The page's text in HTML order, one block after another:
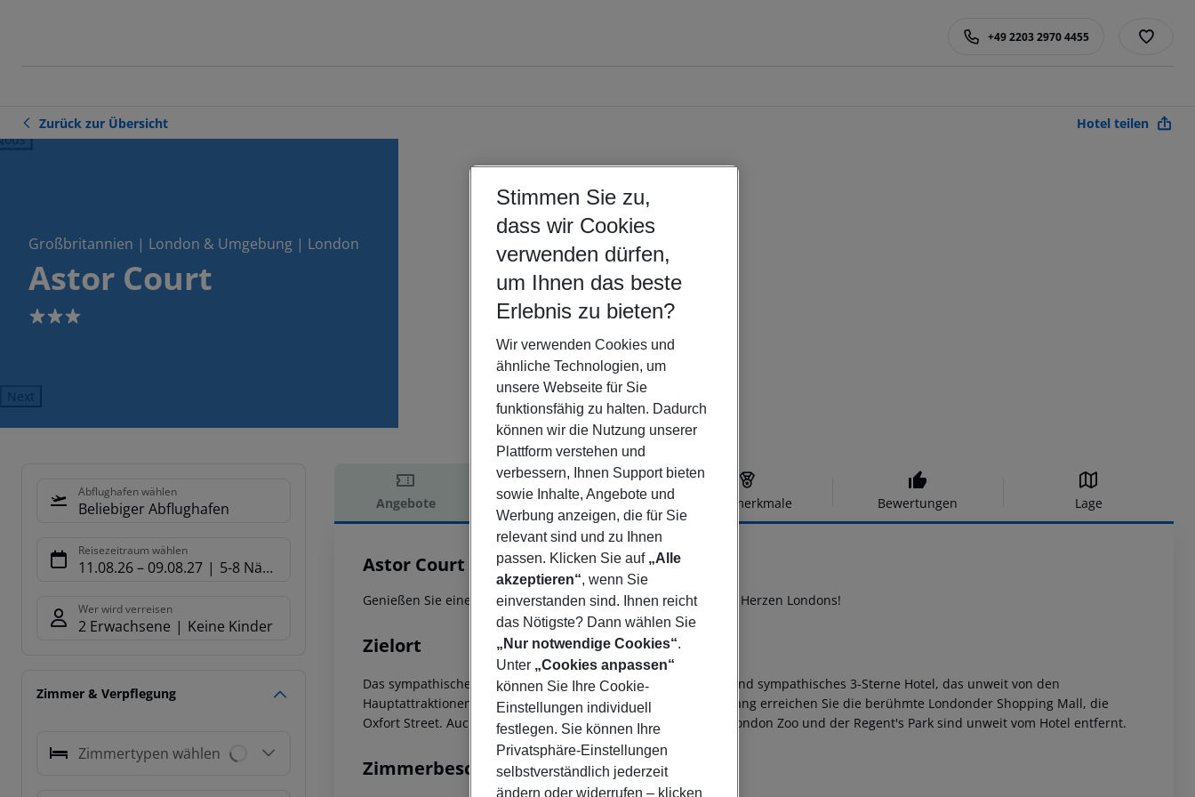
+49 2203 2970 4455
Zurück zur Übersicht Hotel teilen
Großbritannien | London & Umgebung | London
Astor Court
3
Next
Abflughafen wählen
Beliebiger Abflughafen
Reisezeitraum wählen
11.08.26– 09.08.27 5-8 Nächte
Wer wird verreisen
2 Erwachsene Keine Kinder
Zimmer & Verpflegung
Zimmertypen wählen
Angebote Hotelbeschreibung Hotelmerkmale Bewertungen Lage
Hotelbeschreibung
Astor Court
Genießen Sie einen angenehmen Aufenthalt im Astor Court im Herzen Londons!
Zielort
Das sympathische Astor Court Hotel ist ein sehr freundliches und sympathisches 3-Sterne Hotel, das unweit von den
Hauptattraktionen Londons liegt. Nach einem kurzen Spaziergang erreichen Sie die berühmte Londonder Shopping Mall, die
Oxfort Street. Auch das Madame Tussauds, Planetarium, der London Zoo und der Regent's Park sind unweit vom Hotel entfernt.
Zimmerbeschreibung
Stimmen Sie zu,
dass wir Cookies
verwenden dürfen,
um Ihnen das beste
Erlebnis zu bieten?
Wir verwenden Cookies und
ähnliche Technologien, um
unsere Webseite für Sie
funktionsfähig zu halten. Dadurch
können wir die Nutzung unserer
Plattform verstehen und
verbessern, Ihnen Support bieten
sowie Inhalte, Angebote und
Werbung anzeigen, die für Sie
relevant sind und zu Ihnen
passen. Klicken Sie auf „Alle
akzeptieren“, wenn Sie
einverstanden sind. Ihnen reicht
das Nötigste? Dann wählen Sie
„Nur notwendige Cookies“.
Unter „Cookies anpassen“
können Sie Ihre Cookie-
Einstellungen individuell
festlegen. Sie können Ihre
Privatsphäre-Einstellungen
selbstverständlich jederzeit
ändern oder widerrufen – klicken